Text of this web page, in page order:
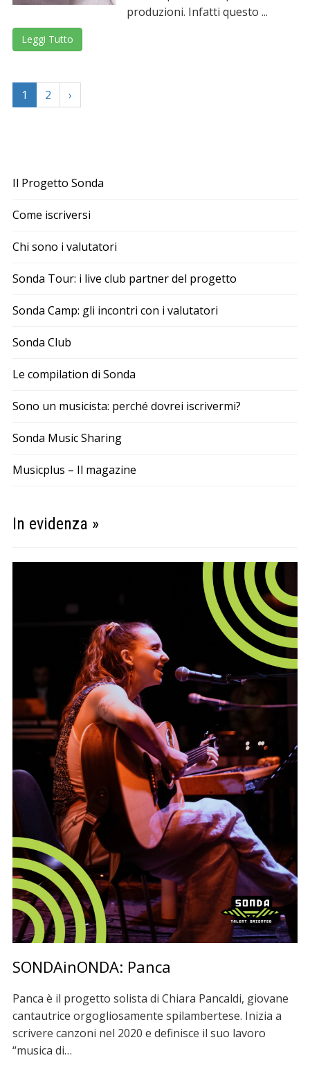
Il Progetto Sonda
Come iscriversi
Chi sono i valutatori
Sonda Tour: i live club partner del progetto
Sonda Camp: gli incontri con i valutatori
Sonda Club
Le compilation di Sonda
Sono un musicista: perché dovrei iscrivermi?
Sonda Music Sharing
Musicplus – Il magazine
produzioni. Infatti questo ...
Leggi Tutto
1 2 ›
In evidenza »
SONDAinONDA: Panca
Panca è il progetto solista di Chiara Pancaldi, giovane
cantautrice orgogliosamente spilambertese. Inizia a
scrivere canzoni nel 2020 e definisce il suo lavoro
“musica di…